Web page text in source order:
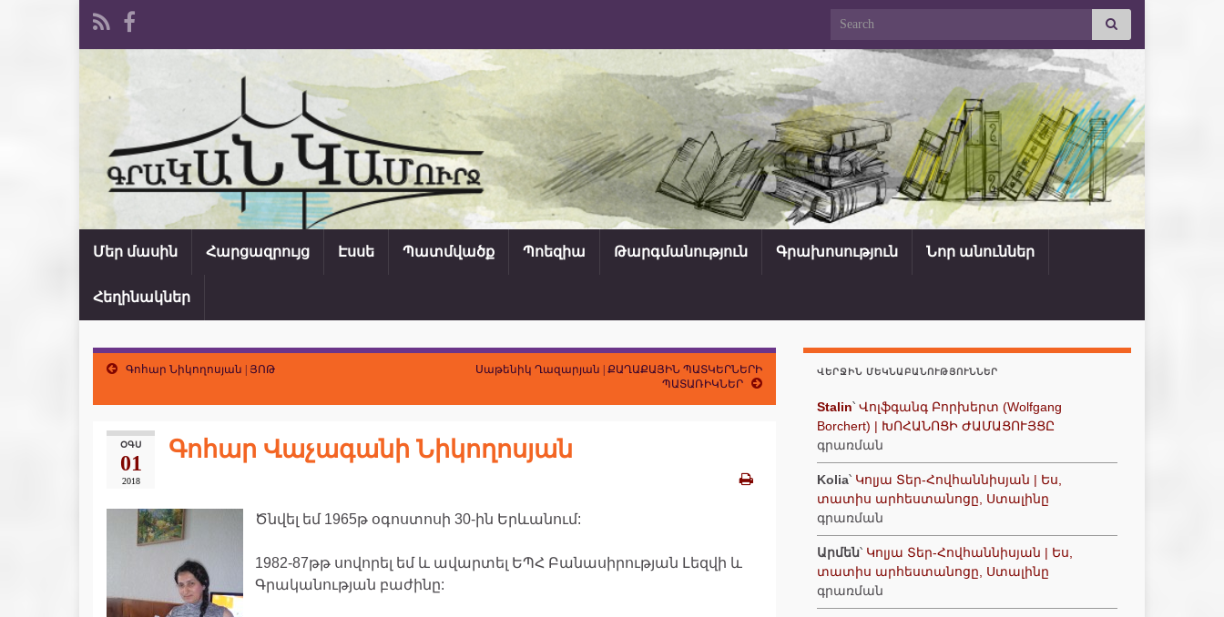
Search for:
Մեր մասին Հարցազրույց Էսսե Պատմվածք Պոեզիա Թարգմանություն Գրախոսություն Նոր անուններ
Հեղինակներ
Գոհար Նիկողոսյան | ՅՈԹ
Սաթենիկ Ղազարյան | ՔԱՂԱՔԱՅԻՆ ՊԱՏԿԵՐՆԵՐԻ
ՊԱՏԱՌԻԿՆԵՐ
ՕԳՍ
01
2018
Գոհար Վաչագանի Նիկողոսյան
Ծնվել եմ 1965թ օգոստոսի 30-ին Երևանում:
1982-87թթ սովորել եմ և ավարտել ԵՊՀ Բանասիրության Լեզվի և
Գրականության բաժինը:
ՎԵՐՋԻՆ ՄԵԿՆԱԲԱՆՈՒԹՅՈՒՆՆԵՐ
Stalin՝ Վոլֆգանգ Բորխերտ (Wolfgang
Borchert) | ԽՈՀԱՆՈՑԻ ԺԱՄԱՑՈՒՅՑԸ
գրառման
Kolia՝ Կոլյա Տեր-Հովհաննիսյան | Ես,
տատիս արհեստանոցը, Ստալինը
գրառման
Արմեն՝ Կոլյա Տեր-Հովհաննիսյան | Ես,
տատիս արհեստանոցը, Ստալինը
գրառման